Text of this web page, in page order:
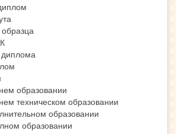
диплома
образовании
техническом образовании
образовании
образовании